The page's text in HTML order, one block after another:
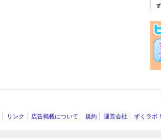
リンク 広告掲載について 規約 運営会社 ずくラボ